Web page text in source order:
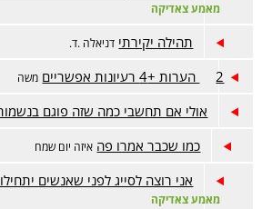
מאמע צאדיקה
תהילה יקירתי דניאלה .ד.
2 הערות +4 רעיונות אפשריים משה
אולי אם תחשבי כמה שזה פוגם
כמו שכבר אמרו פה איזה יום שמח
אני רוצה לסייג לפני שאנשים
מאמע צאדיקה